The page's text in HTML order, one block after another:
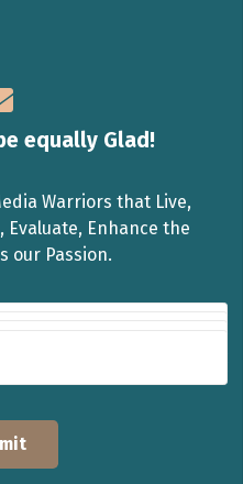
equally Glad!
Warriors that Live,
Enhance the
our Passion.